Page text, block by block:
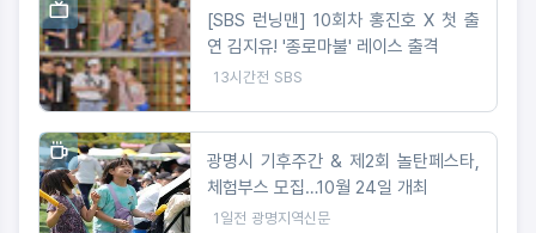
[SBS 런닝맨] 10회차 홍진호 X 첫 출
연 김지유! '종로마불' 레이스 출격
13시간전 SBS
광명시 기후주간 & 제2회 놀탄페스타,
체험부스 모집…10월 24일 개최
1일전 광명지역신문